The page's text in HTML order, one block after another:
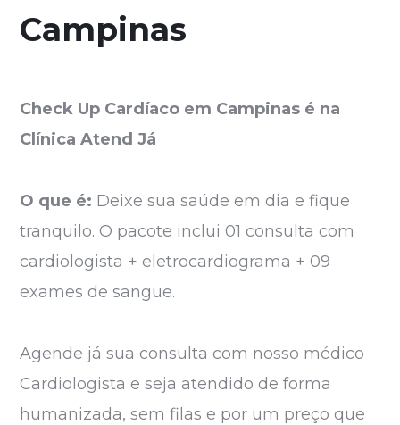
Campinas
Check Up Cardíaco em Campinas é na
Clínica Atend Já
O que é: Deixe sua saúde em dia e fique
tranquilo. O pacote inclui 01 consulta com
cardiologista + eletrocardiograma + 09
exames de sangue.
Agende já sua consulta com nosso médico
Cardiologista e seja atendido de forma
humanizada, sem filas e por um preço que